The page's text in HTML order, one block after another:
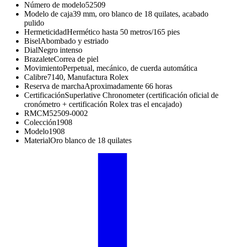
Número de modelo52509
Modelo de caja39 mm, oro blanco de 18 quilates, acabado
pulido
HermeticidadHermético hasta 50 metros/165 pies
BiselAbombado y estriado
DialNegro intenso
BrazaleteCorrea de piel
MovimientoPerpetual, mecánico, de cuerda automática
Calibre7140, Manufactura Rolex
Reserva de marchaAproximadamente 66 horas
CertificaciónSuperlative Chronometer (certificación oficial de
cronómetro + certificación Rolex tras el encajado)
RMCM52509-0002
Colección1908
Modelo1908
MaterialOro blanco de 18 quilates